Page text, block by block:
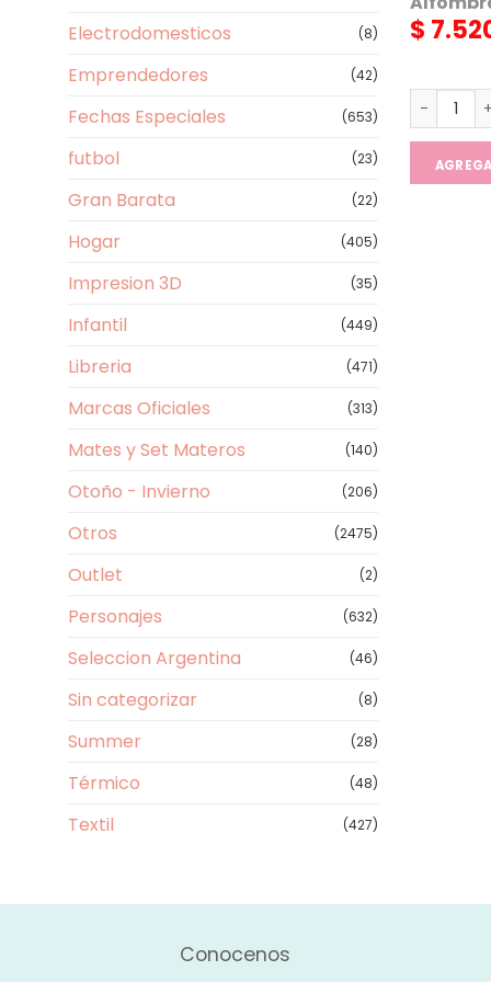
Electrodomesticos (8)
Emprendedores (42)
Fechas Especiales (653)
futbol (23)
Gran Barata (22)
Hogar (405)
Impresion 3D (35)
Infantil (449)
Libreria (471)
Marcas Oficiales (313)
Mates y Set Materos (140)
Otoño - Invierno (206)
Otros (2475)
Outlet (2)
Personajes (632)
Seleccion Argentina (46)
Sin categorizar (8)
Summer (28)
Térmico (48)
Textil (427)
$
Alfombra
Conocenos